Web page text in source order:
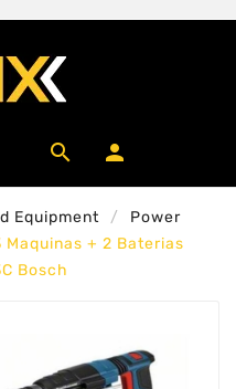
 
Equipment
Power
Maquinas + 2 Baterias
Bosch